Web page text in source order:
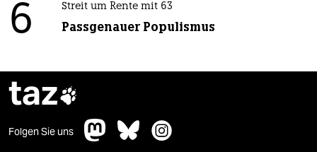
6 Streit um Rente mit 63
Passgenauer Populismus
taz
Folgen Sie uns